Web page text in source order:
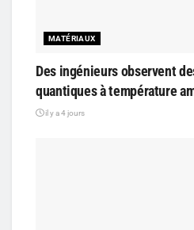
MATÉRIAUX
Des ingénieurs observent
quantiques à température
il y a 4 jours